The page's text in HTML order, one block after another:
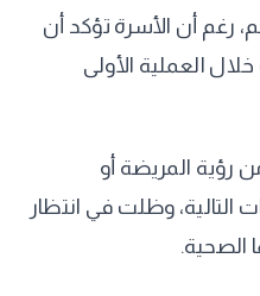
رغم أن الأسرة تؤكد أن
العملية الأولى
رؤية المريضة أو
التالية، وظلت في انتظار
الصحية.